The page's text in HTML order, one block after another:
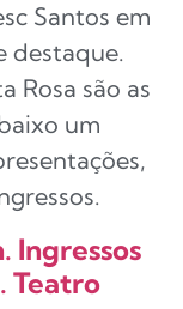
Santos em
destaque.
Rosa são as
um
Ingressos
Teatro